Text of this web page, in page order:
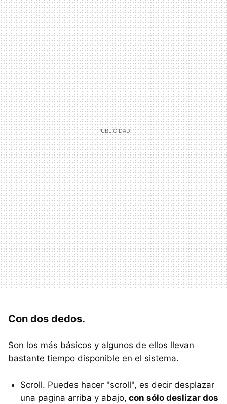
Con dos dedos.
Son los más básicos y algunos de ellos llevan
bastante tiempo disponible en el sistema.
Scroll. Puedes hacer "scroll", es decir desplazar
una pagina arriba y abajo, con sólo deslizar dos